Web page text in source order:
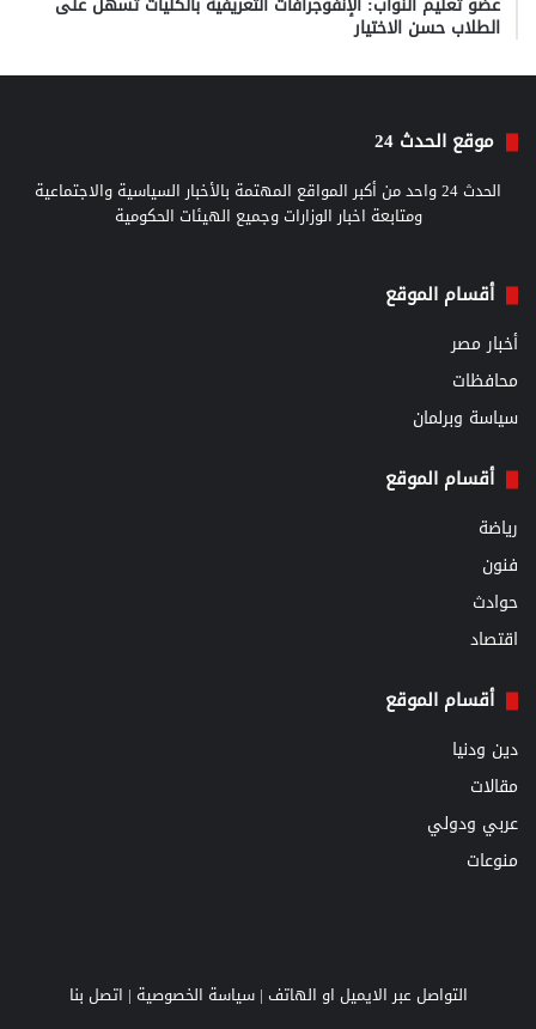
الطلاب حسن الاختيار
موقع الحدث 24
الحدث 24 واحد من أكبر المواقع المهتمة بالأخبار السياسية والاجتماعية
ومتابعة اخبار الوزارات وجميع الهيئات الحكومية
أقسام الموقع
أخبار مصر
محافظات
سياسة وبرلمان
أقسام الموقع
رياضة
فنون
حوادث
اقتصاد
أقسام الموقع
دين ودنيا
مقالات
عربي ودولي
منوعات
التواصل عبر الايميل او الهاتف |سياسة الخصوصية | اتصل بنا